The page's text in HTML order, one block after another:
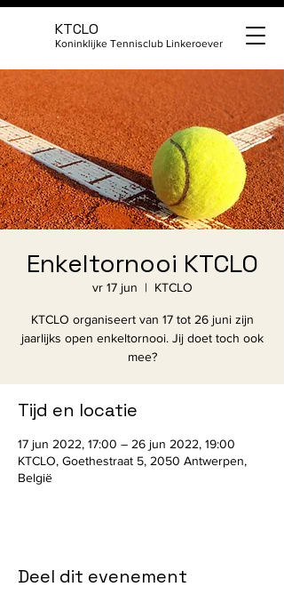
KTCLO
Koninklijke Tennisclub Linkeroever
Enkeltornooi KTCLO
vr 17 jun
  |
KTCLO
KTCLO organiseert van 17 tot 26 juni zijn
jaarlijks open enkeltornooi. Jij doet toch ook
mee?
Tijd en locatie
17 jun 2022, 17:00 – 26 jun 2022, 19:00
KTCLO, Goethestraat 5, 2050 Antwerpen,
België
Deel dit evenement